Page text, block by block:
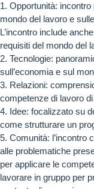
1. Opportunità:
mondo del lavoro e
L’incontro include
requisiti del mondo del
2. Tecnologie:
sull’economia e sul
3. Relazioni:
competenze di lavoro
4. Idee: focalizzato su
come strutturare un
5. Comunità: l’incontro
alle problematiche
per applicare le
lavorare in gruppo per